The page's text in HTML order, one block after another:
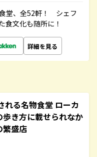
堂、全52軒！ シェフ
食文化も随所に！
詳細を見る
れる名物食堂 ローカ
き方に載せられなか
繁盛店